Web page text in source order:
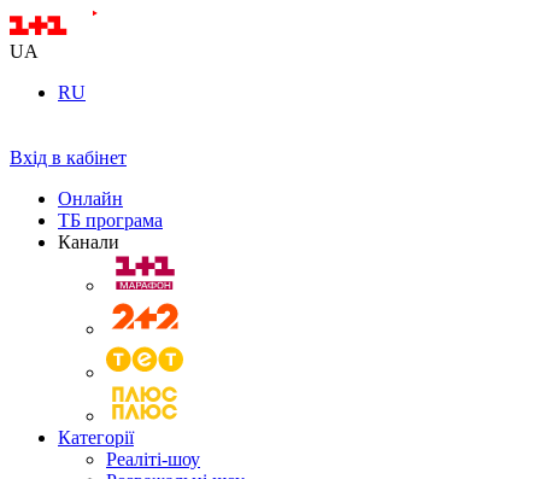
UA
RU
Вхід в кабінет
Онлайн
ТБ програма
Канали
Категорії
Реаліті-шоу